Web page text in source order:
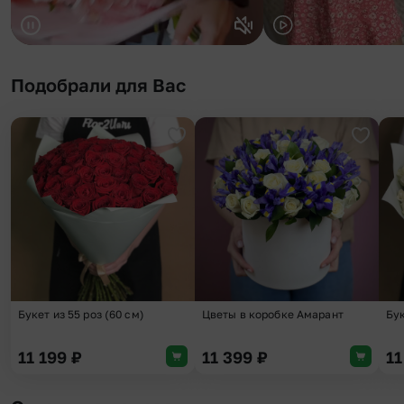
Подобрали для Вас
Добавить в избранное
Букет из 55 роз (60 см)
11 199 ₽
Цветы в коробке Амарант
11 399 ₽